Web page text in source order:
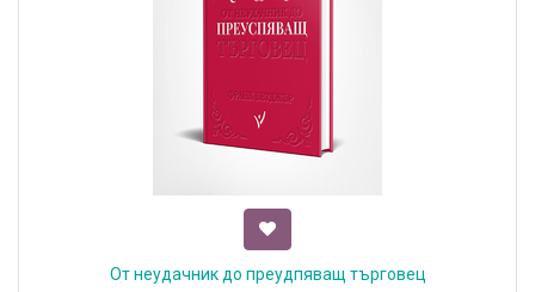
От неудачник до преудпяващ търговец